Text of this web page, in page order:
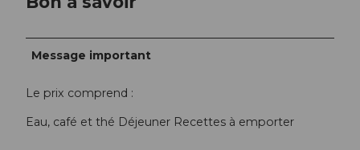
Message important
Le prix comprend :
Eau, café et thé Déjeuner Recettes à emporter